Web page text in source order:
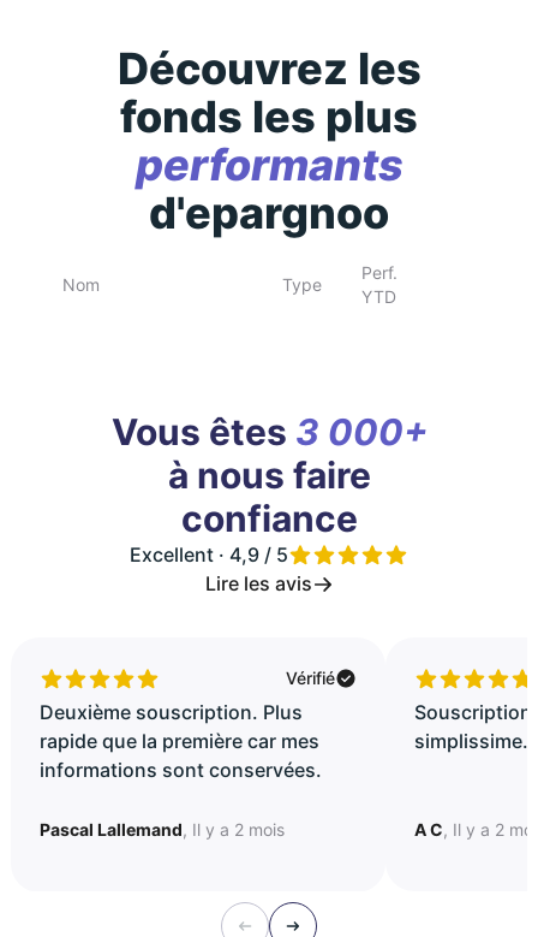
Découvrez les
fonds les plus
performants
d'epargnoo
Nom Type
Perf.
YTD
Vous êtes 3 000+
à nous faire
confiance
Excellent · 4,9 / 5
Lire les avis
Vérifié
Deuxième souscription. Plus
rapide que la première car mes
informations sont conservées.
Pascal Lallemand, Il y a 2 mois
Souscription
A C, Il y a 2